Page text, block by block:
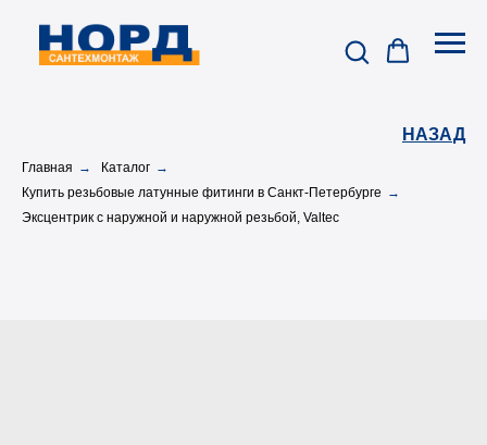
НАЗАД
Главная → Каталог →
Купить резьбовые латунные фитинги в Санкт-Петербурге →
Эксцентрик с наружной и наружной резьбой, Valtec